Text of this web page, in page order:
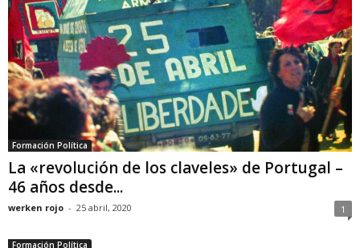
Formación Política
La «revolución de los claveles» de Portugal –
46 años desde...
werken rojo - 25 abril, 2020 1
Formación Política